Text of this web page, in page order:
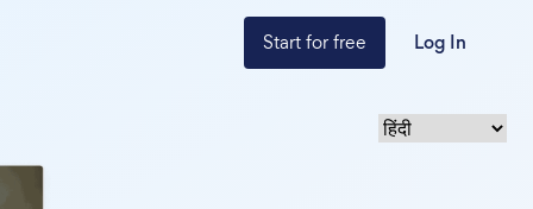
Start for free Log In